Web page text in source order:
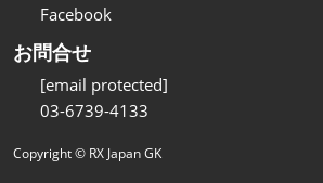
Facebook
お問合せ
[email protected]
03-6739-4133
Copyright © RX Japan GK